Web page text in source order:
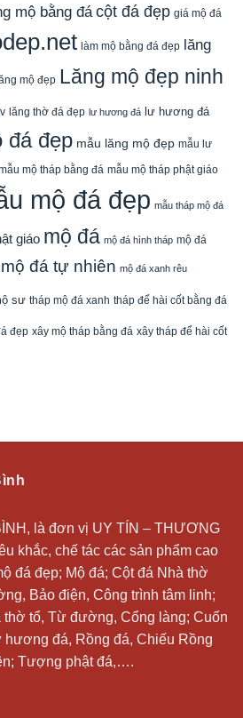
mộ bằng đá cột đá đẹp giá mộ đá
làm mộ bằng đá đẹp lăng
mộ đẹp Lăng mộ đẹp ninh
lăng thờ đá đẹp lư hương đá lư hương đá
đá đẹp mẫu lăng mộ đẹp mẫu lư
mộ tháp bằng đá mẫu mộ tháp phật giáo
mộ đá đẹp mẫu tháp mộ đá
giáo mộ đá mộ đá hình tháp mộ đá
mộ đá tự nhiên mộ đá xanh rêu
sư tháp mộ đá xanh tháp để hài cốt bằng đá
đẹp xây mộ tháp bằng đá xây tháp để hài cốt
là đơn vị UY TÍN – THƯƠNG
khắc, chế tác các sản phẩm cao
đá đẹp; Mộ đá; Cột đá Nhà thờ
Bảo điện, Công trình tâm linh;
thờ tổ, Từ đường, Cổng làng; Cuốn
hương đá, Rồng đá, Chiếu Rồng
Tượng phật đá,….